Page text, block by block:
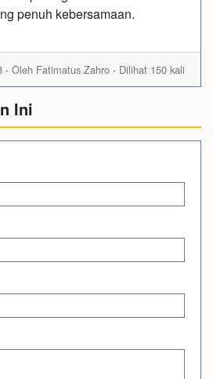
penuh kebersamaan.
- Oleh Fatimatus Zahro - Dilihat 150 kali
Ini